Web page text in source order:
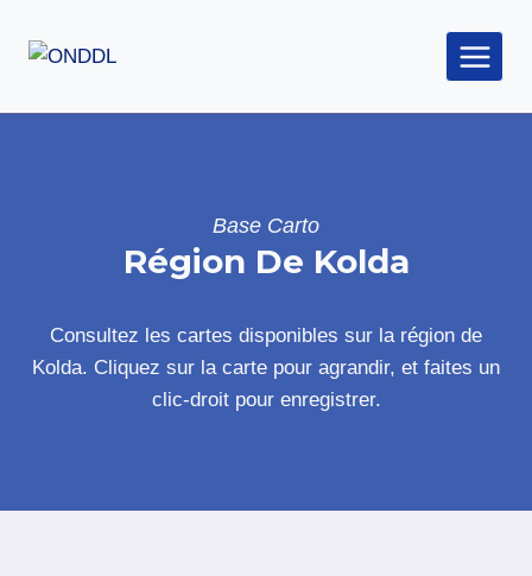
Base Carto
Région De Kolda
Consultez les cartes disponibles sur la région de
Kolda. Cliquez sur la carte pour agrandir, et faites un
clic-droit pour enregistrer.